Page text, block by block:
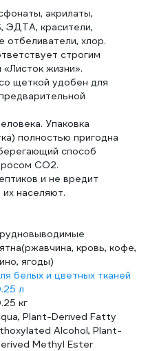
акрилаты,
ЭДТА, красители,
отбеливатели, хлор.
строгим
жизни».
щеткой удобен для
Упаковка
полностью пригодна
способ
СО2.
и не вредит
населяют.
кровь, кофе,
ягоды)
белых и цветных тканей
л
кг
Plant-Derived Fatty
Alcohol, Plant-
Methyl Ester